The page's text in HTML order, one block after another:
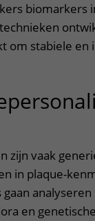
biomarkers
om stabiele en
zijn vaak
in plaque-
en